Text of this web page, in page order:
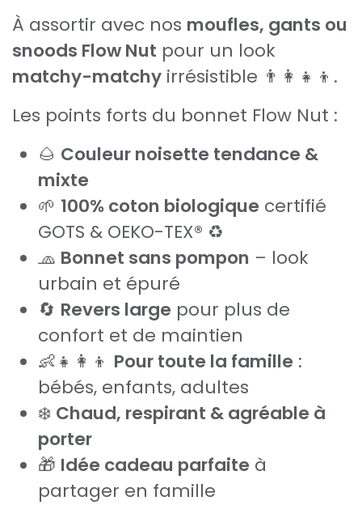
À assortir avec nos moufles, gants ou
snoods Flow Nut pour un look
matchy-matchy irrésistible 👨‍👩‍👧‍👦.
Les points forts du bonnet Flow Nut :
🌰 Couleur noisette tendance &
mixte
🌱 100% coton biologique certifié
GOTS & OEKO-TEX® ♻️
🧢 Bonnet sans pompon – look
urbain et épuré
🔄 Revers large pour plus de
confort et de maintien
👶👧👩‍👦 Pour toute la famille :
bébés, enfants, adultes
❄️ Chaud, respirant & agréable à
porter
🎁 Idée cadeau parfaite à
partager en famille